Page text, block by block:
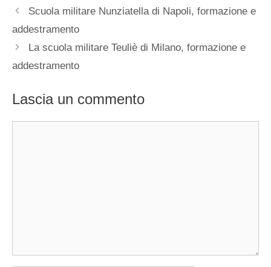
Scuola militare Nunziatella di Napoli, formazione e
addestramento
La scuola militare Teuliè di Milano, formazione e
addestramento
Lascia un commento